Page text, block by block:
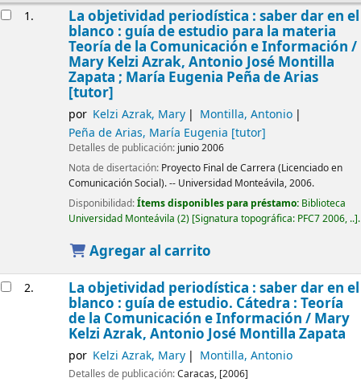
1. La objetividad periodística : saber dar en el
blanco : guía de estudio para la materia
Teoría de la Comunicación e Información /
Mary Kelzi Azrak, Antonio José Montilla
Zapata ; María Eugenia Peña de Arias
[tutor]
por Kelzi Azrak, Mary
Montilla, Antonio
Peña de Arias, María Eugenia [tutor]
Detalles de publicación: junio 2006
Nota de disertación: Proyecto Final de Carrera (Licenciado en
Comunicación Social). -- Universidad Monteávila, 2006.
Disponibilidad:Ítems disponibles para préstamo: Biblioteca
Universidad Monteávila (2) Signatura topográfica: PFC7 2006, .. .
Agregar al carrito
2. La objetividad periodística : saber dar en el
blanco : guía de estudio. Cátedra : Teoría
de la Comunicación e Información / Mary
Kelzi Azrak, Antonio José Montilla Zapata
por Kelzi Azrak, Mary Montilla, Antonio
Detalles de publicación:Caracas, [2006]